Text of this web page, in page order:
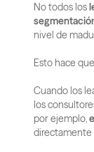
No todos los
nivel de
Esto hace
Cuando los
los
por ejemplo,
directamente